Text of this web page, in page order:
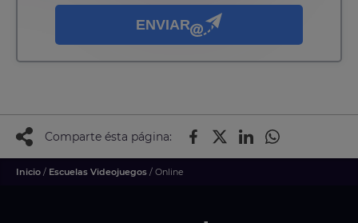
ENVIAR
Comparte ésta página:
Inicio / Escuelas Videojuegos / Online